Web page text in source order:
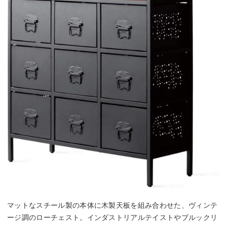
マットなスチール製の本体に木製天板を組み合わせた、ヴィンテ
ージ調のローチェスト。インダストリアルテイストやブルックリ